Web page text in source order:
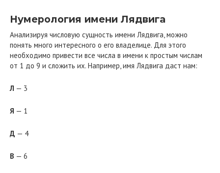
Нумерология имени Лядвига
Анализируя числовую сущность имени Лядвига, можно
понять много интересного о его владелице. Для этого
необходимо привести все числа в имени к простым числам
от 1 до 9 и сложить их. Например, имя Лядвига даст нам:
Л — 3
Я — 1
Д — 4
В — 6